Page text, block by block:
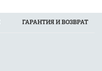
ГАРАНТИЯ И ВОЗВРАТ